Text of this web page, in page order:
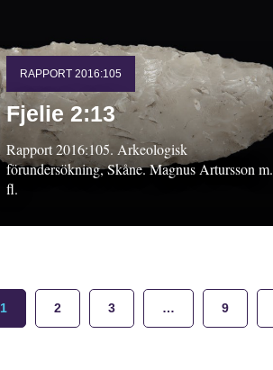
RAPPORT 2016:105
Fjelie 2:13
Rapport 2016:105. Arkeologisk
förundersökning, Skåne. Magnus Artursson m.
fl.
1 2 3 … 9